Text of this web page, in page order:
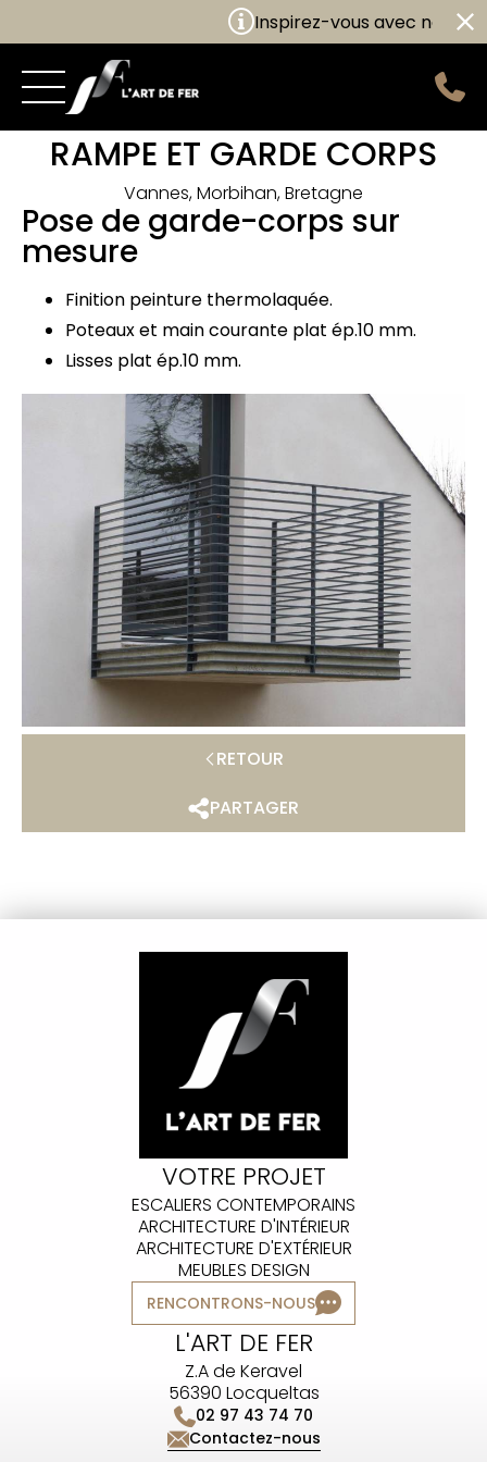
Inspirez-vous avec nos
RAMPE ET GARDE CORPS
Vannes, Morbihan, Bretagne
Pose de garde-corps sur
mesure
Finition peinture thermolaquée.
Poteaux et main courante plat ép.10 mm.
Lisses plat ép.10 mm.
RETOUR
PARTAGER
VOTRE PROJET
ESCALIERS CONTEMPORAINS
ARCHITECTURE D'INTÉRIEUR
ARCHITECTURE D'EXTÉRIEUR
MEUBLES DESIGN
RENCONTRONS-NOUS
L'ART DE FER
Z.A de Keravel
56390 Locqueltas
02 97 43 74 70
Contactez-nous